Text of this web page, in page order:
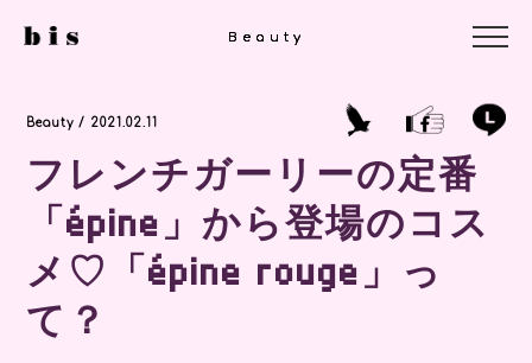
Beauty
Beauty / 2021.02.11
フレンチガーリーの定番
「épine」から登場のコス
メ♡「épine rouge」っ
て？
Beauty
Beauty